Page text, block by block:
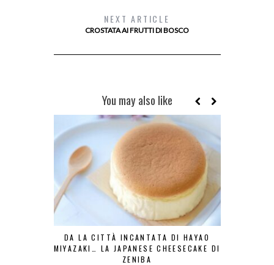
NEXT ARTICLE
CROSTATA AI FRUTTI DI BOSCO
You may also like
DA LA CITTÀ INCANTATA DI HAYAO
MIYAZAKI… LA JAPANESE CHEESECAKE DI
ZENIBA